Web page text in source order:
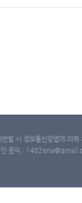
할 시 정보통신망법에 의
인 문의 :